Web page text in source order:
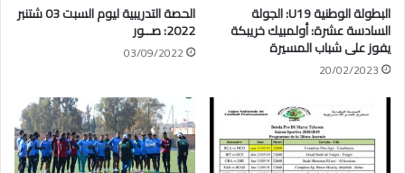
البطولة الوطنية U19: الجولة
السادسة عشرة: أولمبيك خريبكة
يفوز على شباب المسيرة
20/02/2023
الحصة التدريبية ليوم السبت 03 شتنبر
2022: صــور
03/09/2022